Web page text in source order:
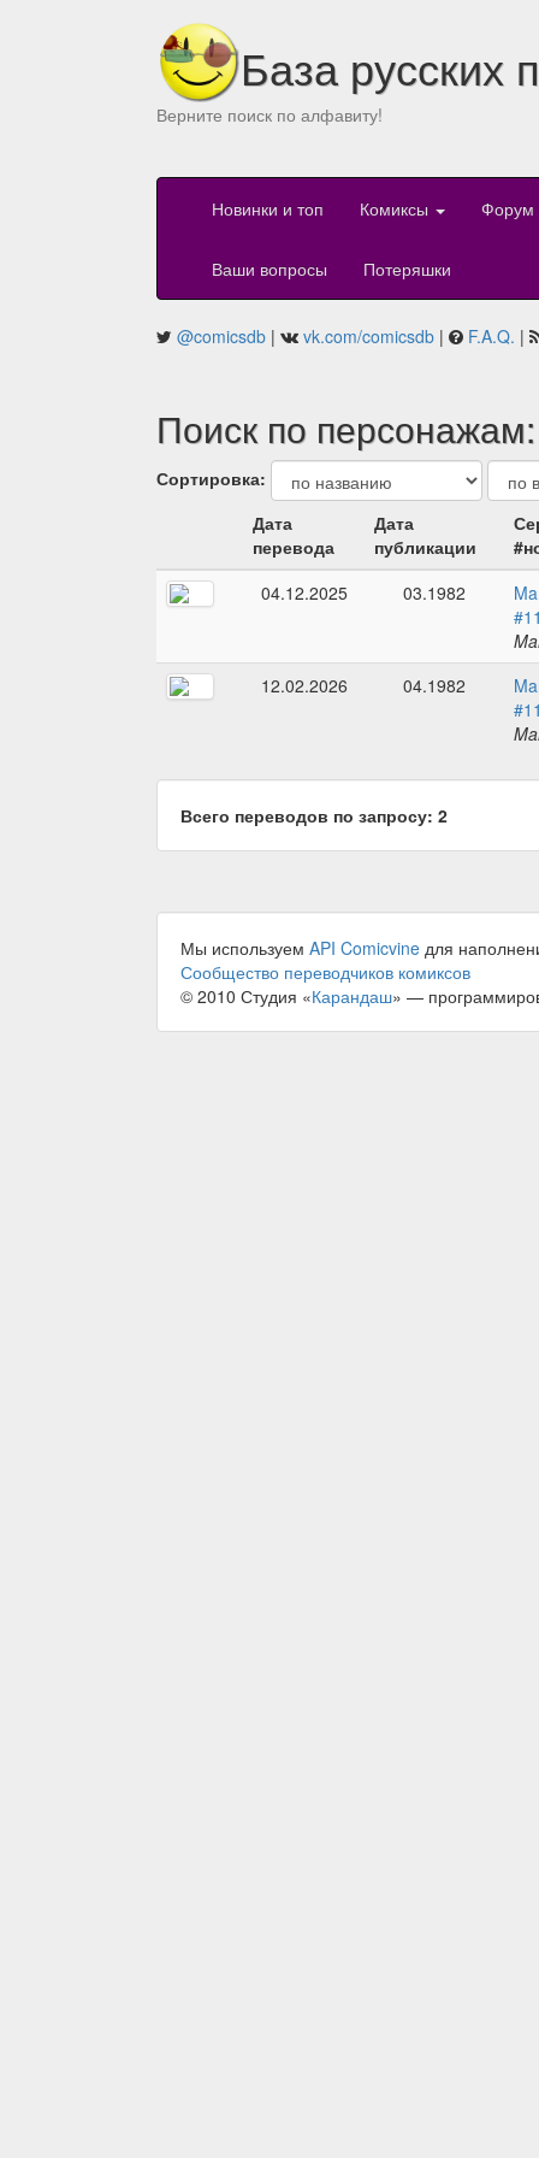
База русских
Верните поиск по алфавиту!
Новинки и топ Комиксы Форум
Ваши вопросы Потеряшки
@comicsdb | vk.com/comicsdb | F.A.Q. |
Поиск по
Сортировка:
Дата
перевода
Дата
публикации
04.12.2025
03.1982
12.02.2026
04.1982
Всего переводов по запросу: 2
Мы используем API Comicvine для
Сообщество переводчиков комиксов
© 2010 Студия «Карандаш» —